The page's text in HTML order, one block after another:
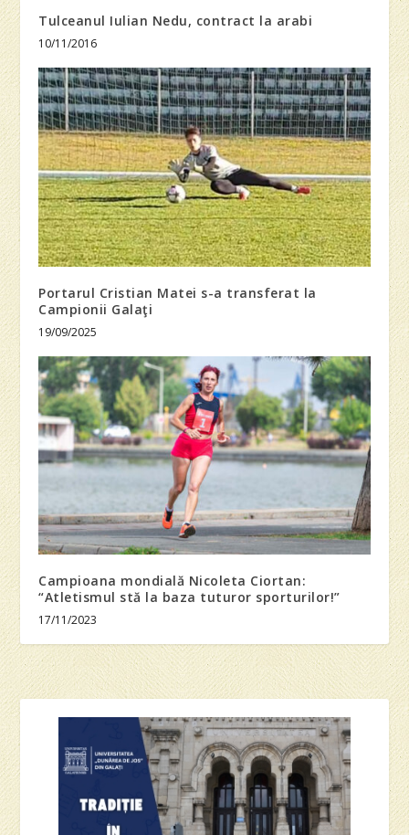
Tulceanul Iulian Nedu, contract la arabi
10/11/2016
Portarul Cristian Matei s-a transferat la
Campionii Galaţi
19/09/2025
Campioana mondială Nicoleta Ciortan:
“Atletismul stă la baza tuturor sporturilor!”
17/11/2023